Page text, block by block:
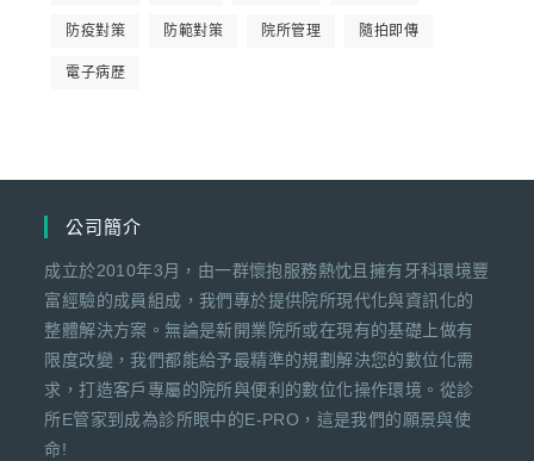
防疫對策 防範對策 院所管理 隨拍即傳
電子病歷
公司簡介
成立於2010年3月，由一群懷抱服務熱忱且擁有牙科環境豐
富經驗的成員組成，我們專於提供院所現代化與資訊化的
整體解決方案。無論是新開業院所或在現有的基礎上做有
限度改變，我們都能給予最精準的規劃解決您的數位化需
求，打造客戶專屬的院所與便利的數位化操作環境。從診
所E管家到成為診所眼中的E-PRO，這是我們的願景與使
命!